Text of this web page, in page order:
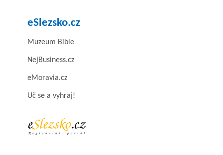
eSlezsko.cz
Muzeum Bible
NejBusiness.cz
eMoravia.cz
Uč se a vyhraj!